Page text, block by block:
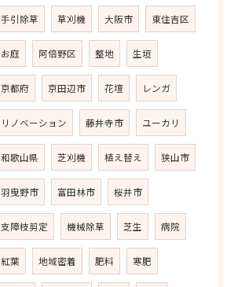
手引除草 草刈機 大阪市 東住吉区
お庭 阿倍野区 整地 生垣
京都府 京田辺市 花壇 レンガ
リノベーション 藤井寺市 ユーカリ
和歌山県 芝刈機 植え替え 狭山市
羽曳野市 富田林市 桜井市
支障枝剪定 機械除草 芝生 病院
紅葉 地域密着 肥料 寒肥